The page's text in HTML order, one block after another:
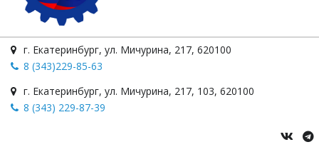
г. Екатеринбург, ул. Мичурина, 217, 620100
8 (343)229-85-63
г. Екатеринбург, ул. Мичурина, 217, 103, 620100
8 (343) 229-87-39